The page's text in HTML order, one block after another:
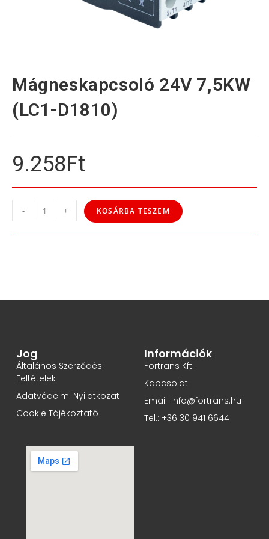
Mágneskapcsoló 24V 7,5KW
(LC1-D1810)
9.258Ft
- + KOSÁRBA TESZEM
Jog
Általános Szerződési
Feltételek
Adatvédelmi Nyilatkozat
Cookie Tájékoztató
Információk
Fortrans Kft.
Kapcsolat
Email: info@fortrans.hu
Tel.: +36 30 941 6644